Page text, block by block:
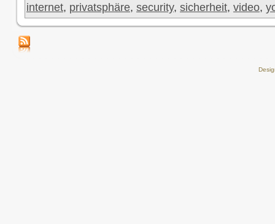
internet, privatsphäre, security, sicherheit, video,